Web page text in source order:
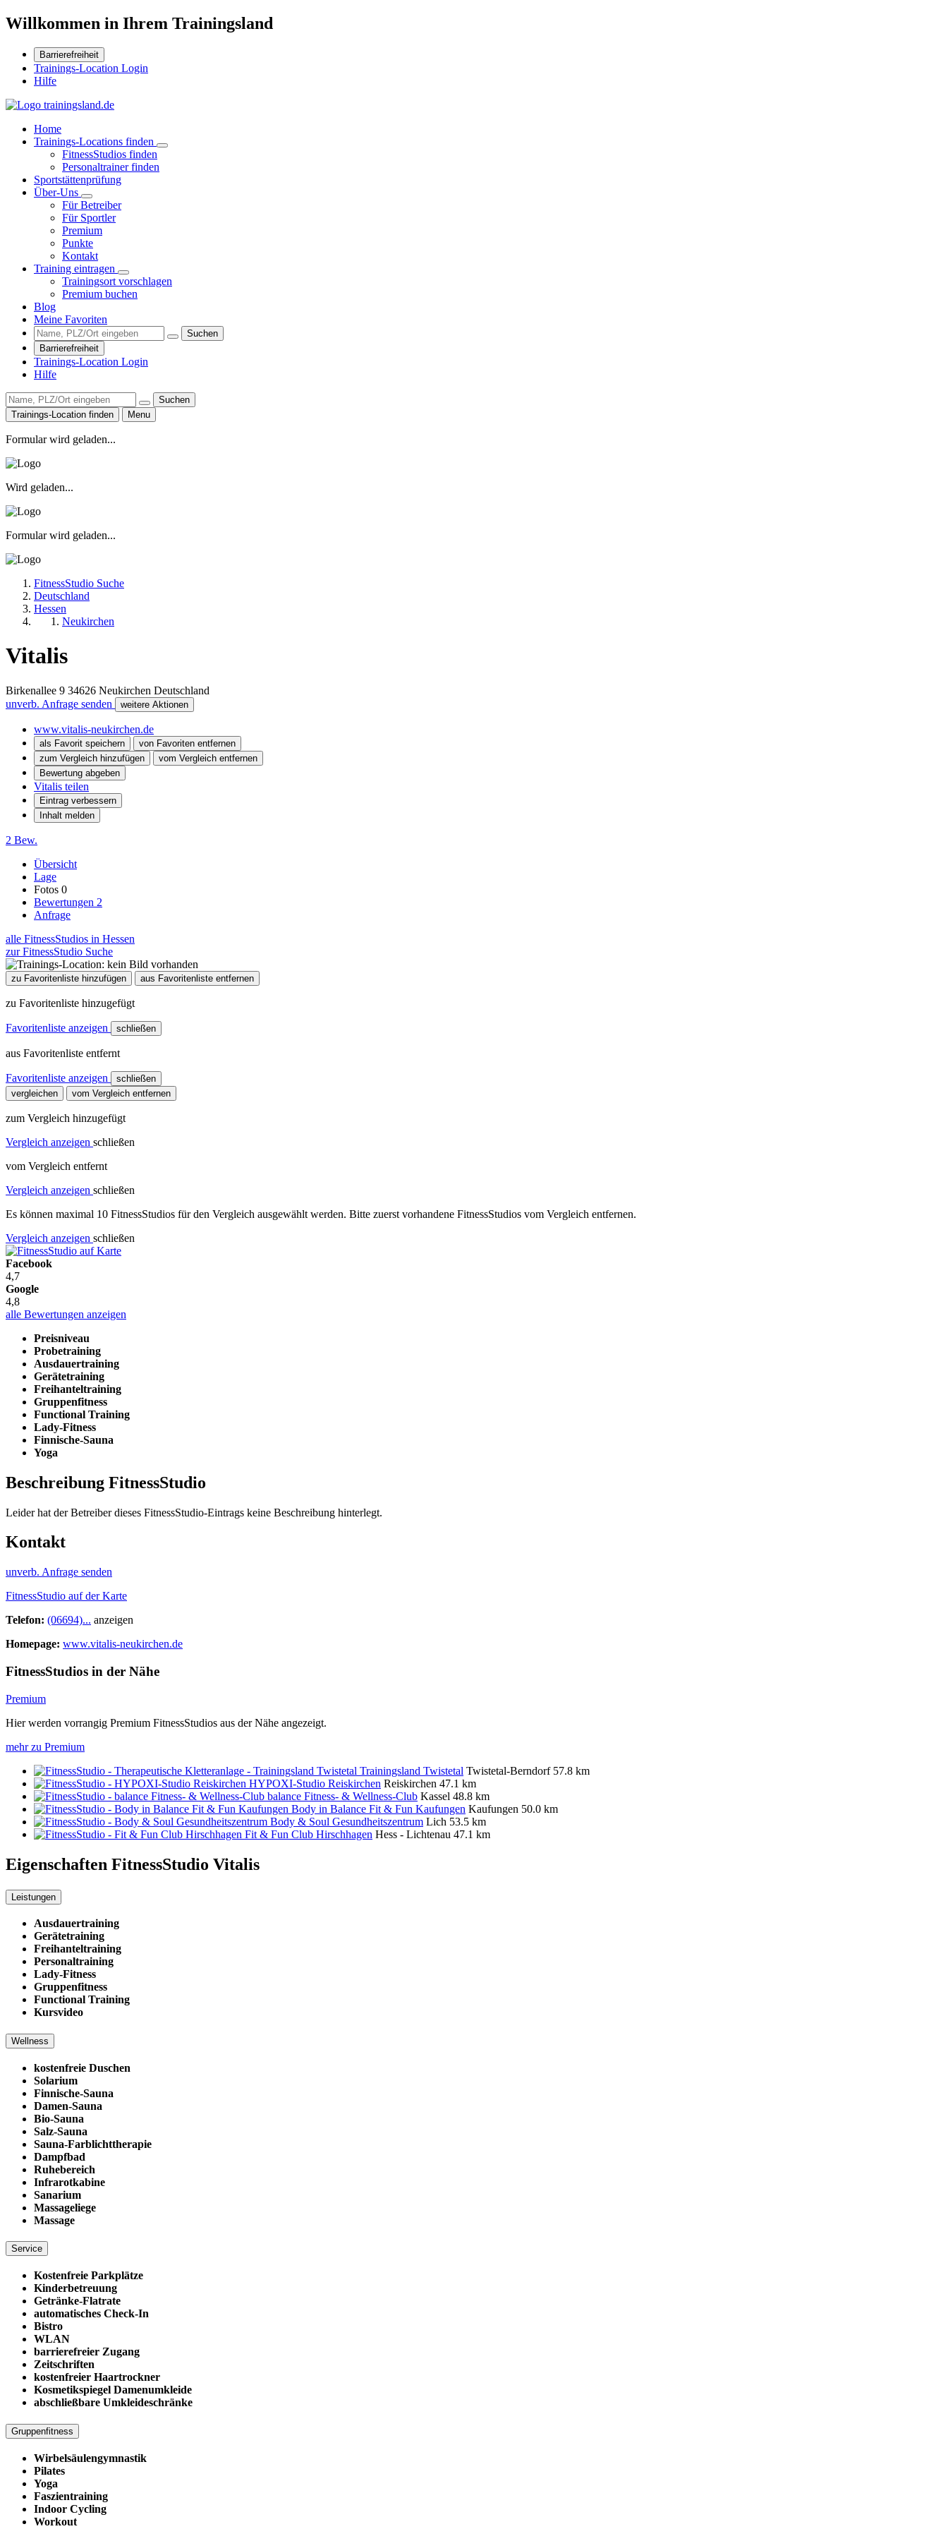
Willkommen in Ihrem Trainingsland
Barrierefreiheit
Trainings-Location Login
Hilfe
Home
Trainings-Locations finden
FitnessStudios finden
Personaltrainer finden
Sportstättenprüfung
Über-Uns
Für Betreiber
Für Sportler
Premium
Punkte
Kontakt
Training eintragen
Trainingsort vorschlagen
Premium buchen
Blog
Meine Favoriten
Suchen
Barrierefreiheit
Trainings-Location Login
Hilfe
Suchen
Trainings-Location finden
Menu
Formular wird geladen...
Wird geladen...
Formular wird geladen...
FitnessStudio Suche
Deutschland
Hessen
Neukirchen
Vitalis
Birkenallee 9 34626 Neukirchen Deutschland
unverb. Anfrage senden
weitere Aktionen
www.vitalis-neukirchen.de
als Favorit speichern
von Favoriten entfernen
zum Vergleich hinzufügen
vom Vergleich entfernen
Bewertung abgeben
Vitalis teilen
Eintrag verbessern
Inhalt melden
2 Bew.
Übersicht
Lage
Fotos 0
Bewertungen 2
Anfrage
alle FitnessStudios in Hessen
zur FitnessStudio Suche
zu Favoritenliste hinzufügen aus Favoritenliste entfernen
zu Favoritenliste hinzugefügt
Favoritenliste anzeigen schließen
aus Favoritenliste entfernt
Favoritenliste anzeigen
schließen
vergleichen
vom Vergleich entfernen
zum Vergleich hinzugefügt
Vergleich anzeigen schließen
vom Vergleich entfernt
Vergleich anzeigen schließen
Es können maximal 10 FitnessStudios für den Vergleich ausgewählt werden. Bitte zuerst vorhandene FitnessStudios vom Vergleich entfernen.
Vergleich anzeigen schließen
Facebook
4,7
Google
4,8
alle Bewertungen anzeigen
Preisniveau
Probetraining
Ausdauertraining
Gerätetraining
Freihanteltraining
Gruppenfitness
Functional Training
Lady-Fitness
Finnische-Sauna
Yoga
Beschreibung FitnessStudio
Leider hat der Betreiber dieses FitnessStudio-Eintrags keine Beschreibung hinterlegt.
Kontakt
unverb. Anfrage senden
FitnessStudio auf der Karte
Telefon: (06694)... anzeigen
Homepage: www.vitalis-neukirchen.de
FitnessStudios in der Nähe
Premium
Hier werden vorrangig Premium FitnessStudios aus der Nähe angezeigt.
mehr zu Premium
Trainingsland Twistetal Twistetal-Berndorf 57.8 km
HYPOXI-Studio Reiskirchen Reiskirchen 47.1 km
balance Fitness- & Wellness-Club Kassel 48.8 km
Body in Balance Fit & Fun Kaufungen Kaufungen 50.0 km
Body & Soul Gesundheitszentrum Lich 53.5 km
Fit & Fun Club Hirschhagen Hess - Lichtenau 47.1 km
Eigenschaften FitnessStudio Vitalis
Leistungen
Ausdauertraining
Gerätetraining
Freihanteltraining
Personaltraining
Lady-Fitness
Gruppenfitness
Functional Training
Kursvideo
Wellness
kostenfreie Duschen
Solarium
Finnische-Sauna
Damen-Sauna
Bio-Sauna
Salz-Sauna
Sauna-Farblichttherapie
Dampfbad
Ruhebereich
Infrarotkabine
Sanarium
Massageliege
Massage
Service
Kostenfreie Parkplätze
Kinderbetreuung
Getränke-Flatrate
automatisches Check-In
Bistro
WLAN
barrierefreier Zugang
Zeitschriften
kostenfreier Haartrockner
Kosmetikspiegel Damenumkleide
abschließbare Umkleideschränke
Gruppenfitness
Wirbelsäulengymnastik
Pilates
Yoga
Faszientraining
Indoor Cycling
Workout